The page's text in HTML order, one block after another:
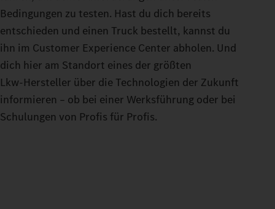
Bedingungen zu testen. Hast du dich bereits
entschieden und einen Truck bestellt, kannst du
ihn im Customer Experience Center abholen. Und
dich hier am Standort eines der größten
Lkw‑Hersteller über die Technologien der Zukunft
informieren – ob bei einer Werksführung oder bei
Schulungen von Profis für Profis.